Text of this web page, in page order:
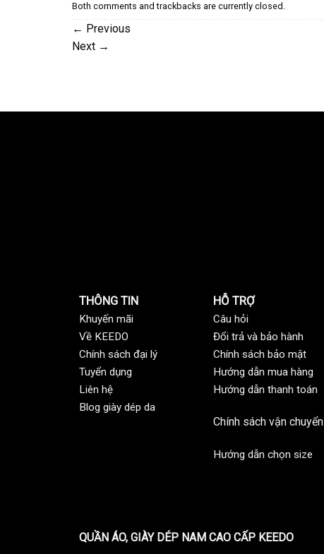
Both comments and trackbacks are currently closed.
← Previous
Next →
THÔNG TIN
Khuyến mãi
Về KEEDO
Chính sách đại lý
Tuyển dụng
Liên hệ
Blog giày dép da
HỖ TRỢ
Câu hỏi
Đổi trả và bảo hành
Chính sách bảo mật
Hướng dẫn mua hàng
Hướng dẫn thanh toán
Chính sách vận chuyển
Hướng dẫn chọn size
QUẦN ÁO, GIÀY DÉP NAM CAO CẤP KEEDO